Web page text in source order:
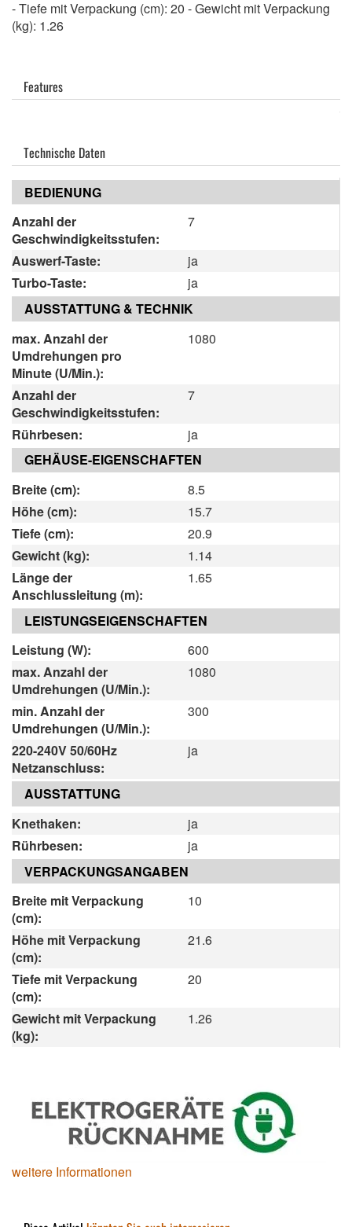
- Tiefe mit Verpackung (cm): 20 - Gewicht mit Verpackung
(kg): 1.26
Features
Technische Daten
BEDIENUNG
Anzahl der
Geschwindigkeitsstufen:
7
Auswerf-Taste:
ja
Turbo-Taste:
ja
AUSSTATTUNG & TECHNIK
max. Anzahl der
Umdrehungen pro
Minute (U/Min.):
1080
Anzahl der
Geschwindigkeitsstufen:
7
Rührbesen:
ja
GEHÄUSE-EIGENSCHAFTEN
Breite (cm):
8.5
Höhe (cm):
15.7
Tiefe (cm):
20.9
Gewicht (kg):
1.14
Länge der
Anschlussleitung (m):
1.65
LEISTUNGSEIGENSCHAFTEN
Leistung (W):
600
max. Anzahl der
Umdrehungen (U/Min.):
1080
min. Anzahl der
Umdrehungen (U/Min.):
300
220-240V 50/60Hz
Netzanschluss:
ja
AUSSTATTUNG
Knethaken:
ja
Rührbesen:
ja
VERPACKUNGSANGABEN
Breite mit Verpackung
(cm):
10
Höhe mit Verpackung
(cm):
21.6
Tiefe mit Verpackung
(cm):
20
Gewicht mit Verpackung
(kg):
1.26
weitere Informationen